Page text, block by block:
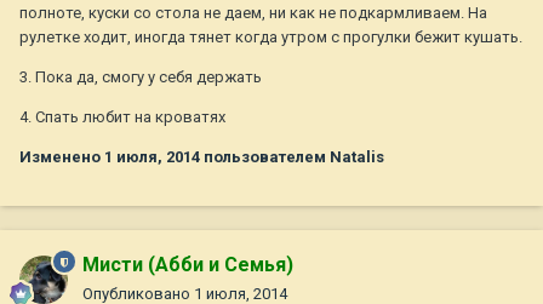
полноте, куски со стола не даем, ни как не подкармливаем. На
рулетке ходит, иногда тянет когда утром с прогулки бежит кушать.
3. Пока да, смогу у себя держать
4. Спать любит на кроватях
Изменено 1 июля, 2014 пользователем Natalis
Мисти (Абби и Семья)
Опубликовано 1 июля, 2014